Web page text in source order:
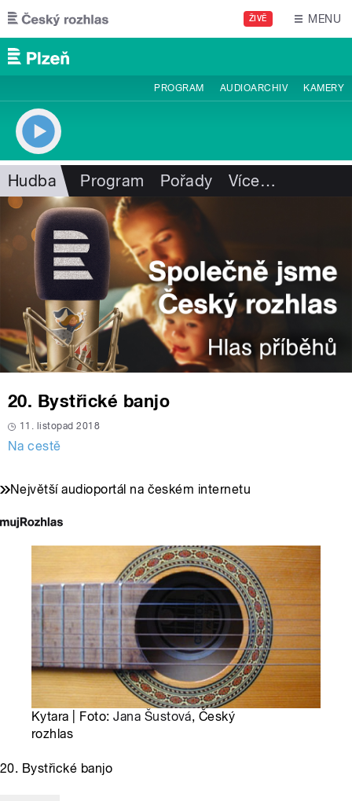
Přejít k hlavnímu obsahu
ŽIVĚ MENU
PROGRAM AUDIOARCHIV KAMERY
Hudba Program Pořady Více…
20. Bystřické banjo
11. listopad 2018
Na cestě
Největší audioportál na českém internetu
Kytara | Foto:Jana Šustová, Český
rozhlas
20. Bystřické banjo